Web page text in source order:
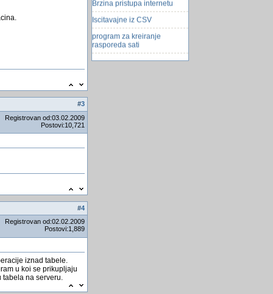
#3
Registrovan od:03.02.2009
Postovi:10,721
#4
Registrovan od:02.02.2009
Postovi:1,889
iznad tabele.
u koi se prikupljaju
na serveru.
Iscitavajne iz CSV
program za kreiranje
rasporeda sati
RijeÅ¡ite se umora - bez
pomoći kofeina